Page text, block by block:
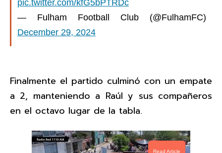
pic.twitter.com/kfG5bPTRDc
— Fulham Football Club (@FulhamFC)
December 29, 2024
Finalmente el partido culminó con un empate
a 2, manteniendo a Raúl y sus compañeros
en el octavo lugar de la tabla.
Read Article